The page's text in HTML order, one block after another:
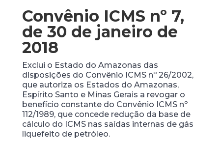
Convênio ICMS nº 7,
de 30 de janeiro de
2018
Exclui o Estado do Amazonas das
disposições do Convênio ICMS nº 26/2002,
que autoriza os Estados do Amazonas,
Espírito Santo e Minas Gerais a revogar o
benefício constante do Convênio ICMS nº
112/1989, que concede redução da base de
cálculo do ICMS nas saídas internas de gás
liquefeito de petróleo.